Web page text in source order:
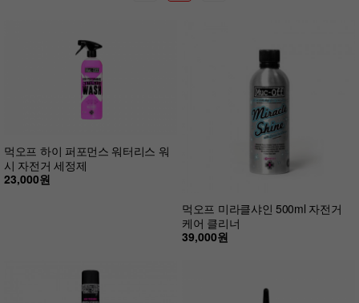
먹오프 하이 퍼포먼스 워터리스 워
시 자전거 세정제
23,000원
먹오프 미라클샤인 500ml 자전거
케어 클리너
39,000원